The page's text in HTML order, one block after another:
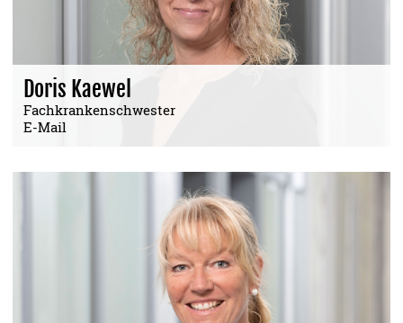
Doris Kaewel
Fachkrankenschwester
E-Mail